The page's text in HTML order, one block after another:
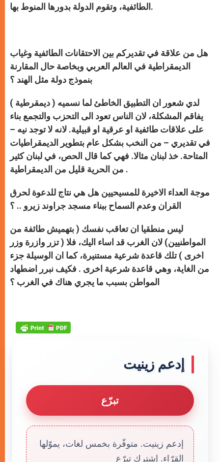
الطائفية، وتقوم الدولة بدورها المنوط بها.
هل من علاقة في تقديركم بين الاحتقانات الطائفية وغياب
الديمقراطية في العالم العربي وبخاصة حال المقارنة
بنموذج دولة مثل الهند ؟
لدي شعور ان التطبيق الخاطئ لما نسميه ( ديمقرطية )
يفاقم المشكلة، لان الناس تعود الى التحزب والتجمع بناء
على علاقات طائفية او عرقية او قبيلية. لانه لا توجد نيه –
في تقديري – من النخب بشكل عام بتطوير الديمقراطيات
المتاحة. خذ لبنان مثالا. فهي كما قال الحص، في لبنان كثير
من الحرية قليل من الديمقراطية .
موجة العداء الاخيرة للمسيحيين هل هي نتاج للدعوة لحرق
القران وعدم السماح ببناء مسجد جراوند زيرو .. ؟
ليس منطقيا ان تعاقب نفسك ( بتهميش طائفة من
المواطنيين) لان الغرب قد اساء اليك، فلا ( تزر وازرة وزر
اخرى ) تلك قاعدة شرعية مستنيرة، كما ان الوسيلة جزء
من الغاية، وهي قاعدة شرعية اخرى . فكيف نبرر اضطهاد
المواطن بسبب ما يجري هناك في الغرب ؟
إدعم زينيت
تبرّع
إدعم زينيت. متوفّرة بخمس لغات، يموّلها
القرّاء. إشترك تبرّع